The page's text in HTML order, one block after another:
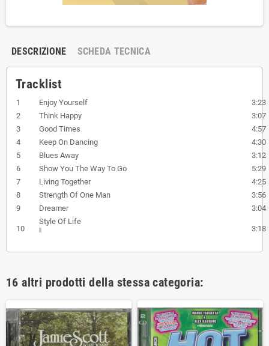
DESCRIZIONE SCHEDA TECNICA
Tracklist
1 Enjoy Yourself
3:23
2
Think Happy
3:07
3
Good Times
4:57
4
Keep On Dancing
4:30
5
Blues Away
3:12
6
Show You The Way To Go
5:29
7
Living Together
4:25
8
Strength Of One Man
3:56
9
Dreamer 3:04
10
Style Of Life
3:18
16 altri prodotti della stessa categoria: